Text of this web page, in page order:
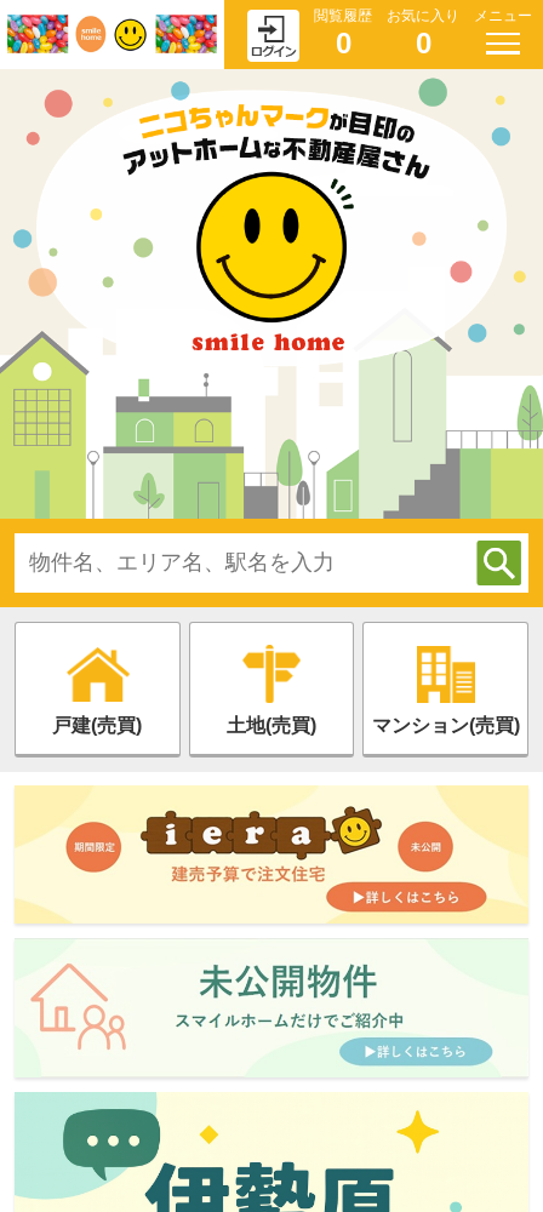
閲覧履歴
0
お気に入り
0
メニュー
戸建(売買) 土地(売買) マンション(売買)